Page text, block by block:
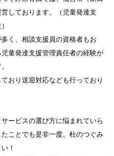
しております。（児童発達支
く、相談支援員の資格者もお
童発達支援管理責任者の経験が
おり送迎対応なども行っており
ービスの選び方に悩まれていら
ことでも是非一度、杜のつぐみ
！